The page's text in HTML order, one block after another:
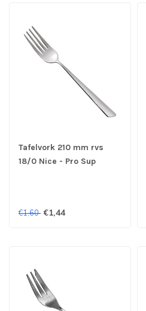
Tafelvork 210 mm rvs
18/0 Nice - Pro Sup
€1,60 €1,44